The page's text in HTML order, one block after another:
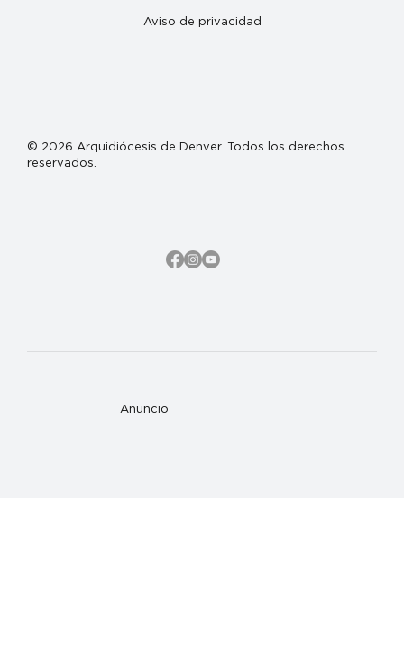
Anuncio
Aviso de privacidad
© 2026 Arquidiócesis de Denver. Todos los derechos
reservados.